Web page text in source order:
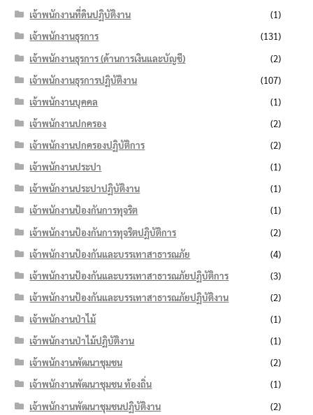
เจ้าพนักงานที่ดินปฏิบัติงาน
(1)
เจ้าพนักงานธุรการ
(131)
เจ้าพนักงานธุรการ (ด้านการเงินและบัญชี)
(2)
เจ้าพนักงานธุรการปฏิบัติงาน
(107)
เจ้าพนักงานบุคคล
(1)
เจ้าพนักงานปกครอง
(2)
เจ้าพนักงานปกครองปฏิบัติการ
(2)
เจ้าพนักงานประปา
(1)
เจ้าพนักงานประปาปฏิบัติงาน
(1)
เจ้าพนักงานป้องกันการทุจริต
(1)
เจ้าพนักงานป้องกันการทุจริตปฏิบัติการ
(2)
เจ้าพนักงานป้องกันและบรรเทาสาธารณภัย
(4)
เจ้าพนักงานป้องกันและบรรเทาสาธารณภัยปฏิบัติการ
(3)
เจ้าพนักงานป้องกันและบรรเทาสาธารณภัยปฏิบัติงาน
(2)
เจ้าพนักงานป่าไม้
(1)
เจ้าพนักงานป่าไม้ปฏิบัติงาน
(1)
เจ้าพนักงานพัฒนาชุมชน
(2)
เจ้าพนักงานพัฒนาชุมชน ท้องถิ่น
(1)
เจ้าพนักงานพัฒนาชุมชนปฏิบัติงาน
(2)